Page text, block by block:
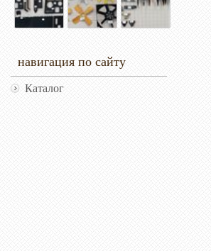
навигация по сайту
Каталог